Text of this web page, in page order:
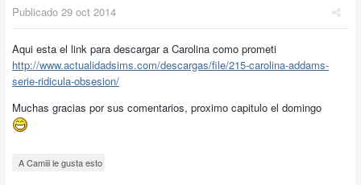
Publicado 29 oct 2014
Aqui esta el link para descargar a Carolina como prometi
http://www.actualidadsims.com/descargas/file/215-carolina-addams-
serie-ridicula-obsesion/
Muchas gracias por sus comentarios, proximo capitulo el domingo
A Camiii le gusta esto